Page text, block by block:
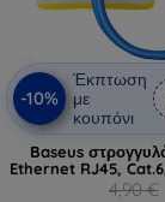
-10%
Έκπτωση
με
κουπόνι
Baseus
Ethernet RJ45,
4,90 €